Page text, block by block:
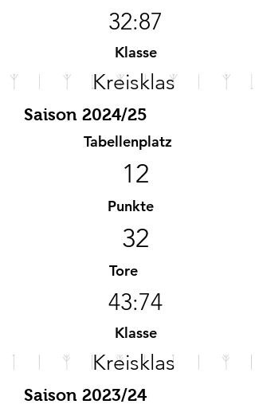
32:87
Klasse
Kreisklas
se
Saison 2024/25
Tabellenplatz
12
Punkte
32
Tore
43:74
Klasse
Kreisklas
se
Saison 2023/24